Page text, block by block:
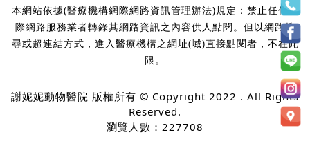
本網站依據(醫療機構網際網路資訊管理辦法)規定：禁止任何網
際網路服務業者轉錄其網路資訊之內容供人點閱。但以網路搜
尋或超連結方式，進入醫療機構之網址(域)直接點閱者，不在此
限。
謝妮妮動物醫院 版權所有 © Copyright 2022 . All Rights
Reserved.
瀏覽人數：227708